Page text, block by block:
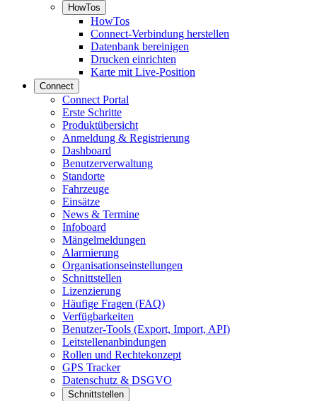
HowTos
HowTos
Connect-Verbindung herstellen
Datenbank bereinigen
Drucken einrichten
Karte mit Live-Position
Connect
Connect Portal
Erste Schritte
Produktübersicht
Anmeldung & Registrierung
Dashboard
Benutzerverwaltung
Standorte
Fahrzeuge
Einsätze
News & Termine
Infoboard
Mängelmeldungen
Alarmierung
Organisationseinstellungen
Schnittstellen
Lizenzierung
Häufige Fragen (FAQ)
Verfügbarkeiten
Benutzer-Tools (Export, Import, API)
Leitstellenanbindungen
Rollen und Rechtekonzept
GPS Tracker
Datenschutz & DSGVO
Schnittstellen